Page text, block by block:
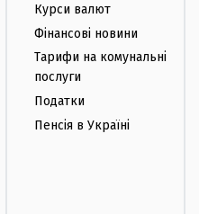
Курси валют
Фінансові новини
Тарифи на комунальні
послуги
Податки
Пенсія в Україні